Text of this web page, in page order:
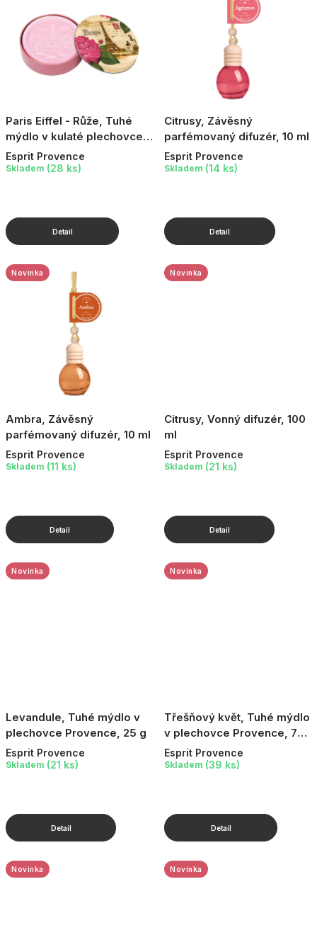
Paris Eiffel - Růže, Tuhé
mýdlo v kulaté plechovce,
100 g
Esprit Provence
Skladem (28 ks)
Citrusy, Závěsný
parfémovaný difuzér, 10 ml
Esprit Provence
Skladem (14 ks)
Ambra, Závěsný
parfémovaný difuzér, 10 ml
Novinka
Esprit Provence
Skladem (11 ks)
Citrusy, Vonný difuzér, 100
ml
Novinka
Esprit Provence
Skladem (21 ks)
Levandule, Tuhé mýdlo v
plechovce Provence, 25 g
Novinka
Esprit Provence
Skladem (21 ks)
Třešňový květ, Tuhé mýdlo
v plechovce Provence, 70
g
Novinka
Esprit Provence
Skladem (39 ks)
Novinka Novinka